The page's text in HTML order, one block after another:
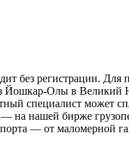
без регистрации. Для
Йошкар-Олы в Великий
специалист может
нашей бирже
— от маломерной